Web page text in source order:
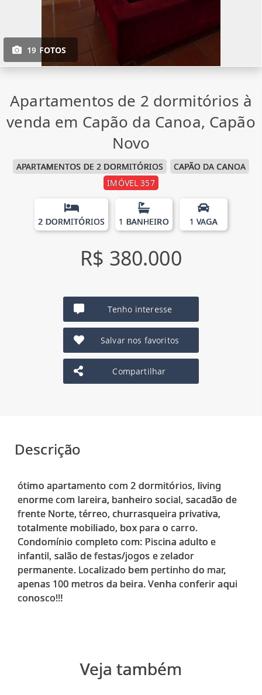
19 FOTOS
Apartamentos de 2 dormitórios à
venda em Capão da Canoa, Capão
Novo
APARTAMENTOS DE 2 DORMITÓRIOS
CAPÃO DA CANOA
IMÓVEL 357
2 DORMITÓRIOS 1 BANHEIRO 1 VAGA
R$ 380.000
Tenho interesse
Salvar nos favoritos
Compartilhar
Descrição
ótimo apartamento com 2 dormitórios, living
enorme com lareira, banheiro social, sacadão de
frente Norte, térreo, churrasqueira privativa,
totalmente mobiliado, box para o carro.
Condomínio completo com: Piscina adulto e
infantil, salão de festas/jogos e zelador
permanente. Localizado bem pertinho do mar,
apenas 100 metros da beira. Venha conferir aqui
Veja também